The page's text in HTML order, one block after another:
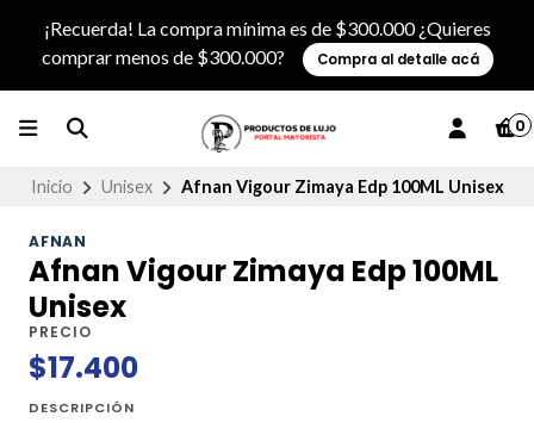
¡Recuerda! La compra mínima es de $300.000 ¿Quieres
comprar menos de $300.000?
Compra al detalle acá
0
Inicio Unisex Afnan Vigour Zimaya Edp 100ML Unisex
AFNAN
Afnan Vigour Zimaya Edp 100ML
Unisex
PRECIO
$17.400
DESCRIPCIÓN